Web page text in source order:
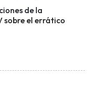
de la
sobre el errático